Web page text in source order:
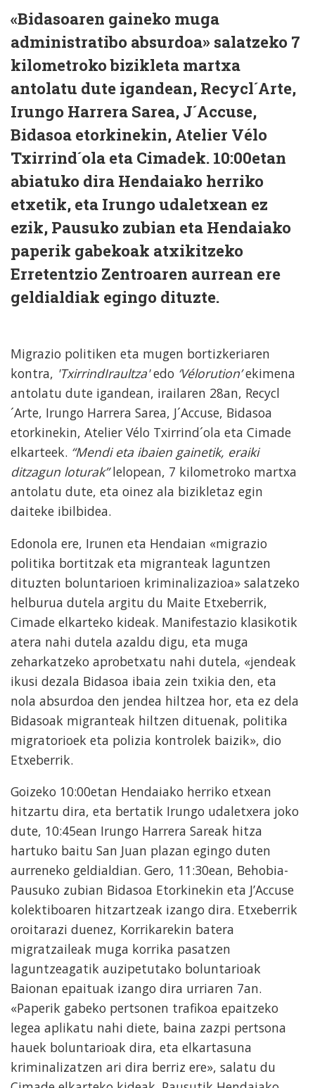
«Bidasoaren gaineko muga
administratibo absurdoa» salatzeko 7
kilometroko bizikleta martxa
antolatu dute igandean, Recycl´Arte,
Irungo Harrera Sarea, J´Accuse,
Bidasoa etorkinekin, Atelier Vélo
Txirrind´ola eta Cimadek. 10:00etan
abiatuko dira Hendaiako herriko
etxetik, eta Irungo udaletxean ez
ezik, Pausuko zubian eta Hendaiako
paperik gabekoak atxikitzeko
Erretentzio Zentroaren aurrean ere
geldialdiak egingo dituzte.
Migrazio politiken eta mugen bortizkeriaren
kontra, 'TxirrindIraultza'edo ‘Vélorution’ekimena
antolatu dute igandean, irailaren 28an, Recycl
´Arte, Irungo Harrera Sarea, J´Accuse, Bidasoa
etorkinekin, Atelier Vélo Txirrind´ola eta Cimade
elkarteek. “Mendi eta ibaien gainetik, eraiki
ditzagun loturak”lelopean, 7 kilometroko martxa
antolatu dute, eta oinez ala bizikletaz egin
daiteke ibilbidea.
Edonola ere, Irunen eta Hendaian «migrazio
politika bortitzak eta migranteak laguntzen
dituzten boluntarioen kriminalizazioa» salatzeko
helburua dutela argitu du Maite Etxeberrik,
Cimade elkarteko kideak. Manifestazio klasikotik
atera nahi dutela azaldu digu, eta muga
zeharkatzeko aprobetxatu nahi dutela, «jendeak
ikusi dezala Bidasoa ibaia zein txikia den, eta
nola absurdoa den jendea hiltzea hor, eta ez dela
Bidasoak migranteak hiltzen dituenak, politika
migratorioek eta polizia kontrolek baizik», dio
Etxeberrik.
Goizeko 10:00etan Hendaiako herriko etxean
hitzartu dira, eta bertatik Irungo udaletxera joko
dute, 10:45ean Irungo Harrera Sareak hitza
hartuko baitu San Juan plazan egingo duten
aurreneko geldialdian. Gero, 11:30ean, Behobia-
Pausuko zubian Bidasoa Etorkinekin eta J’Accuse
kolektiboaren hitzartzeak izango dira. Etxeberrik
oroitarazi duenez, Korrikarekin batera
migratzaileak muga korrika pasatzen
laguntzeagatik auzipetutako boluntarioak
Baionan epaituak izango dira urriaren 7an.
«Paperik gabeko pertsonen trafikoa epaitzeko
legea aplikatu nahi diete, baina zazpi pertsona
hauek boluntarioak dira, eta elkartasuna
kriminalizatzen ari dira berriz ere», salatu du